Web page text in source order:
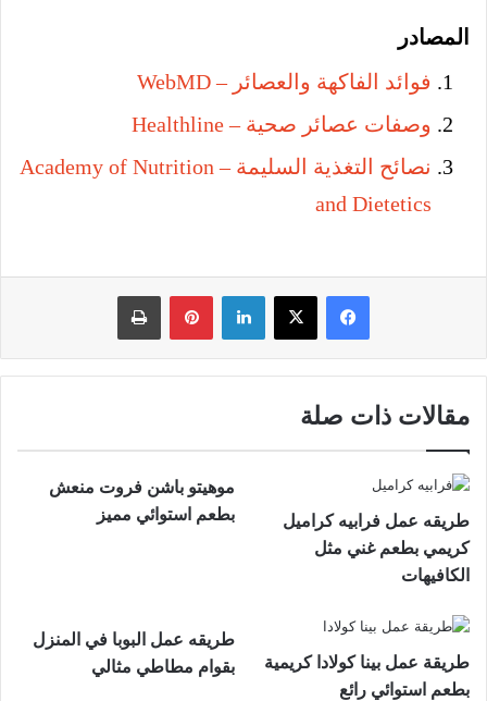
المصادر
فوائد الفاكهة والعصائر – WebMD
وصفات عصائر صحية – Healthline
نصائح التغذية السليمة – Academy of Nutrition
and Dietetics
فيسبوك لينكدإن بينتيريست
مقالات ذات صلة
طريقه عمل فرابيه كراميل
كريمي بطعم غني مثل
الكافيهات
موهيتو باشن فروت منعش
بطعم استوائي مميز
طريقة عمل بينا كولادا كريمية
بطعم استوائي رائع
طريقه عمل البوبا في المنزل
بقوام مطاطي مثالي